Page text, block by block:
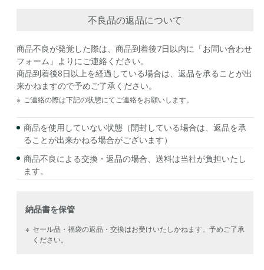
不良品の返品について
商品不良が発覚した際は、商品到着後7日以内に「お問い合わせ
フォーム」よりにご連絡ください。
商品到着後8日以上を経過している場合は、返品を承ることが出
来かねますので予めご了承ください。
※ ご連絡の際は下記の状態にてご連絡をお願いします。
商品を使用していない状態（開封している場合は、返品を承
ることが出来かねる場合がございます）
商品不良による交換・返品の場合、送料は当社が負担いたし
ます。
納品書を保管
※ セール品・福袋の返品・交換はお受けいたしかねます。予めご了承
ください。